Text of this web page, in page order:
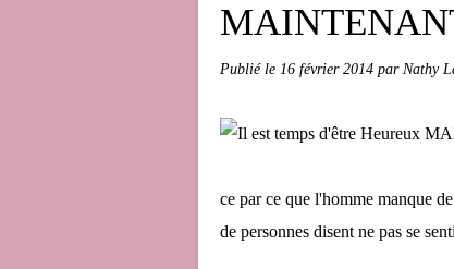
Publié le 16 février 2014 par Nathy
ce par ce que l'homme manque
de personnes disent ne pas se